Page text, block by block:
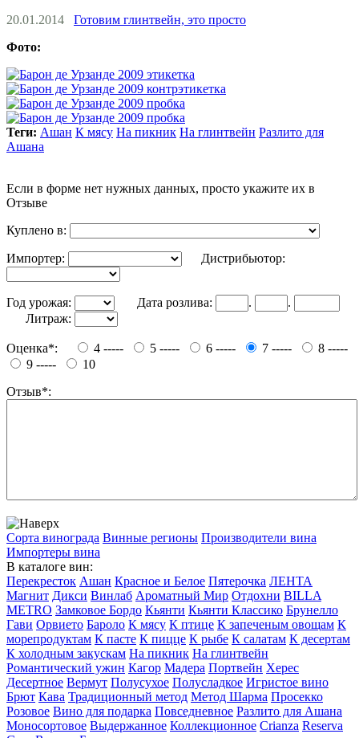
20.01.2014
Готовим глинтвейн, это просто
Фото:
Теги: Ашан К мясу На пикник На глинтвейн Разлито для
Ашана
Если в форме нет нужных данных, просто укажите их в
Отзыве
Куплено в:
Импортер: Дистрибьютор:
Год урожая: Дата розлива: .
.
Литраж:
Оценка*: 4 ----- 5 ----- 6 ----- 7 -----
8 -----
9 -----
10
Отзыв*:
Сорта винограда Винные регионы Производители вина
Импортеры вина
В каталоге вин:
Перекресток Ашан Красное и Белое Пятерочка ЛЕНТА
Магнит Дикси Винлаб Ароматный Мир Отдохни BILLA
METRO Замковое Бордо Кьянти Кьянти Классико Брунелло
Гави Орвието Бароло К мясу К птице К запеченым овощам К
морепродуктам К пасте К пицце К рыбе К салатам К десертам
К холодным закускам На пикник На глинтвейн
Романтический ужин Кагор Мадера Портвейн Херес
Десертное Вермут Полусухое Полусладкое Игристое вино
Брют Кава Традиционный метод Метод Шарма Просекко
Розовое Вино для подарка Повседневное Разлито для Ашана
Моносортовое Выдержанное Коллекционное Crianza Reserva